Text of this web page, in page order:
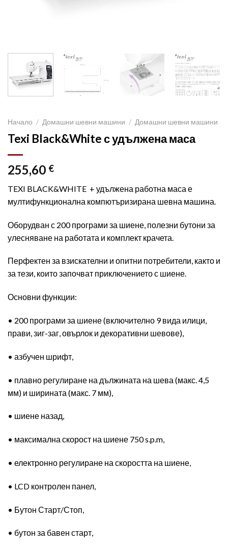
Начало / Домашни шевни машини / Домашни шевни машини
Texi Black&White с удължена маса
255,60 €
TEXI BLACK&WHITE + удължена работна маса е
мултифункционална компютъризирана шевна машина.
Оборудван с 200 програми за шиене, полезни бутони за
улесняване на работата и комплект крачета.
Перфектен за взискателни и опитни потребители, както и
за тези, които започват приключението с шиене.
Основни функции:
• 200 програми за шиене (включително 9 вида илици,
прави, зиг-заг, овърлок и декоративни шевове),
• азбучен шрифт,
• плавно регулиране на дължината на шева (макс. 4,5
мм) и ширината (макс. 7 мм),
• шиене назад,
• максимална скорост на шиене 750 s.p.m,
• електронно регулиране на скоростта на шиене,
• LCD контролен панел,
• Бутон Старт/Стоп,
• бутон за бавен старт,